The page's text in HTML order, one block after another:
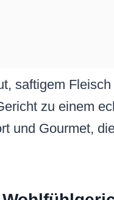
saftigem
zu einem
und Gourmet,